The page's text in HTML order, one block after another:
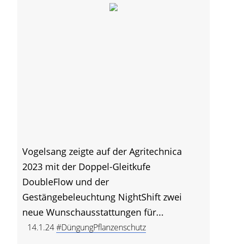
Vogelsang zeigte auf der Agritechnica
2023 mit der Doppel-Gleitkufe
DoubleFlow und der
Gestängebeleuchtung NightShift zwei
neue Wunschausstattungen für...
14.1.24#DüngungPflanzenschutz